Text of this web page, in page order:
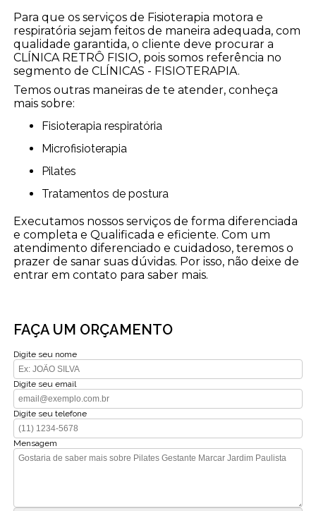
Para que os serviços de Fisioterapia motora e
respiratória sejam feitos de maneira adequada, com
qualidade garantida, o cliente deve procurar a
CLÍNICA RETRÔ FISIO, pois somos referência no
segmento de CLÍNICAS - FISIOTERAPIA.
Temos outras maneiras de te atender, conheça
mais sobre:
Fisioterapia respiratória
Microfisioterapia
Pilates
Tratamentos de postura
Executamos nossos serviços de forma diferenciada
e completa e Qualificada e eficiente. Com um
atendimento diferenciado e cuidadoso, teremos o
prazer de sanar suas dúvidas. Por isso, não deixe de
entrar em contato para saber mais.
FAÇA UM ORÇAMENTO
Digite seu nome
Digite seu email
Digite seu telefone
Mensagem